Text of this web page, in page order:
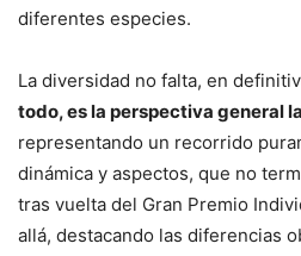
diferentes especies.
La diversidad no falta, en
todo, es la perspectiva general
representando un recorrido
dinámica y aspectos, que no
tras vuelta del Gran Premio
allá, destacando las diferencias